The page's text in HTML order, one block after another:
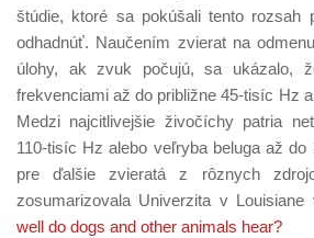
štúdie, ktoré sa pokúšali tento rozsah
odhadnúť. Naučením zvierat na
úlohy, ak zvuk počujú, sa ukázalo,
frekvenciami až do približne 45-tisíc Hz
Medzi najcitlivejšie živočíchy patria
110-tisíc Hz alebo veľryba beluga až
pre ďalšie zvieratá z rôznych
zosumarizovala Univerzita v
well do dogs and other animals hear?